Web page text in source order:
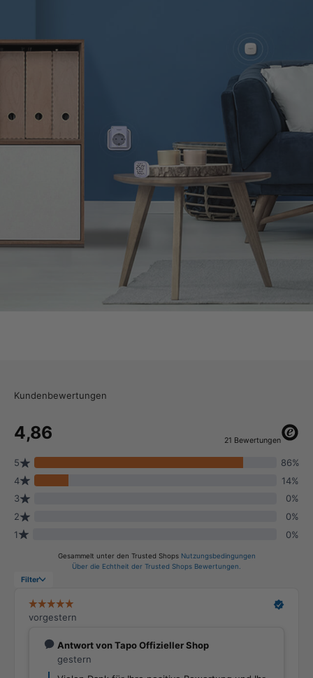
Kundenbewertungen